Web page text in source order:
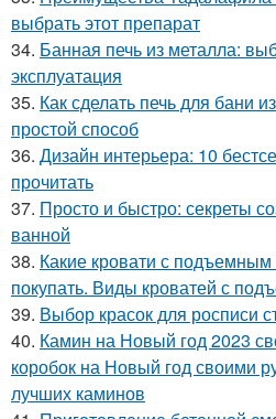
выбрать этот препарат
34. Банная печь из металла:
эксплуатация
35. Как сделать печь для бани
простой способ
36. Дизайн интерьера: 10
прочитать
37. Просто и быстро: секреты
ванной
38. Какие кровати с
покупать. Виды кроватей с
39. Выбор красок для росписи
40. Камин на Новый год 2023
коробок на Новый год своими
лучших каминов